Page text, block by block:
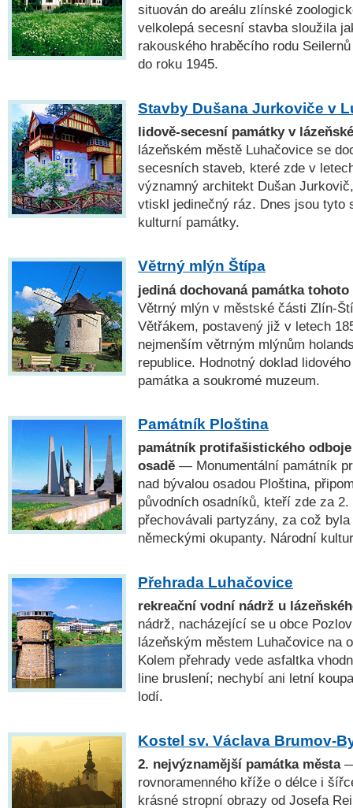
situován do areálu zlínské
velkolepá secesní stavba sloužila
rakouského hraběcího rodu
do roku 1945.
Stavby Dušana Jurkoviče v
lidově-secesní památky v
lázeňském městě Luhačovice se
secesních staveb, které zde v
významný architekt Dušan
vtiskl jedinečný ráz. Dnes jsou tyto
kulturní památky.
Větrný mlýn Štípa
jediná dochovaná památka
Větrný mlýn v městské části Zlín-
Větřákem, postavený již v letech
nejmenším větrným mlýnům
republice. Hodnotný doklad
památka a soukromé muzeum.
Památník Ploština
památník protifašistického
osadě — Monumentální památník
nad bývalou osadou Ploština,
původních osadníků, kteří zde za
přechovávali partyzány, za což
německými okupanty. Národní
Přehrada Luhačovice
rekreační vodní nádrž u
nádrž, nacházející se u obce
lázeňským městem Luhačovice na
Kolem přehrady vede asfaltka
line bruslení; nechybí ani letní
lodí.
Kostel sv. Václava Brumov-
2. nejvýznamější památka města—
rovnoramenného kříže o délce i
krásné stropní obrazy od Josefa